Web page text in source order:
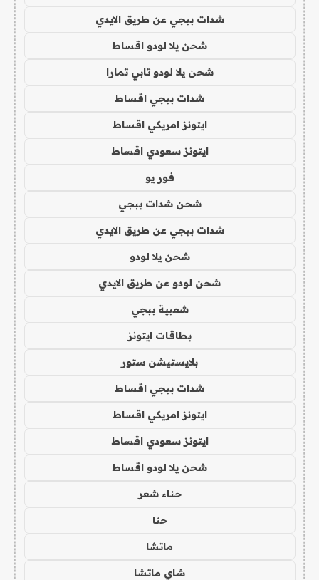
شدات ببجي عن طريق الايدي
شحن يلا لودو اقساط
شحن يلا لودو تابي تمارا
شدات ببجي اقساط
ايتونز امريكي اقساط
ايتونز سعودي اقساط
فور يو
شحن شدات ببجي
شدات ببجي عن طريق الايدي
شحن يلا لودو
شحن لودو عن طريق الايدي
شعبية ببجي
بطاقات ايتونز
بلايستيشن ستور
شدات ببجي اقساط
ايتونز امريكي اقساط
ايتونز سعودي اقساط
شحن يلا لودو اقساط
حناء شعر
حنا
ماتشا
شاي ماتشا